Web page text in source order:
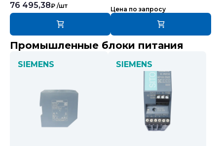
76 495,38₽ /шт Цена по запросу
Промышленные блоки питания
SIEMENS SIEMENS